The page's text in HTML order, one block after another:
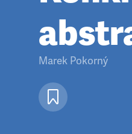
Marek Pokorný